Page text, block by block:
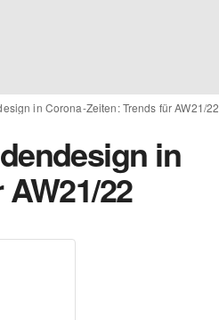
in Corona-Zeiten: Trends für AW21/22
in
22